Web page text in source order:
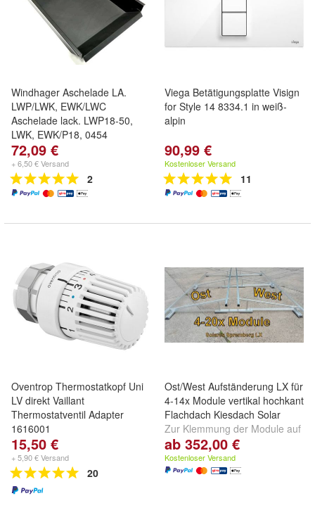
Windhager Aschelade LA.
LWP/LWK, EWK/LWC
Aschelade lack. LWP18-50,
LWK, EWK/P18, 0454
72,09 €
+ 6,50 € Versand
2
Viega Betätigungsplatte Visign
for Style 14 8334.1 in weiß-
alpin
90,99 €
Kostenloser Versand
11
Oventrop Thermostatkopf Uni
LV direkt Vaillant
Thermostatventil Adapter
1616001
15,50 €
+ 5,90 € Versand
20
Ost/West Aufständerung LX für
4-14x Module vertikal hochkant
Flachdach Kiesdach Solar
Zur Klemmung der Module auf
der langen Seite / Ohne
Durchdringung der Dachhaut
ab 352,00 €
Kostenloser Versand